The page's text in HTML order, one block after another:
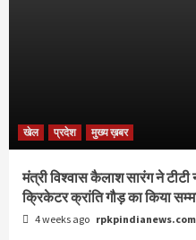
खेल प्रदेश मुख्य ख़बर
मंत्री विश्वास कैलाश सारंग ने
क्रिकेटर क्रांति गौड़ का किया
4 weeks ago rpkpindianews.com